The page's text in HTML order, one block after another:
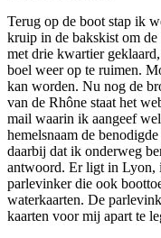
Terug op de boot stap ik
kruip in de bakskist om
met drie kwartier
boel weer op te ruimen.
kan worden. Nu nog de
van de Rhône staat het
mail waarin ik aangeef
hemelsnaam de
daarbij dat ik onderweg
antwoord. Er ligt in Lyon,
parlevinker die ook
waterkaarten. De
kaarten voor mij apart te